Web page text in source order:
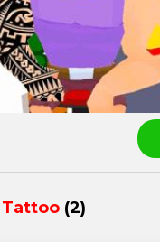
Tattoo (2)